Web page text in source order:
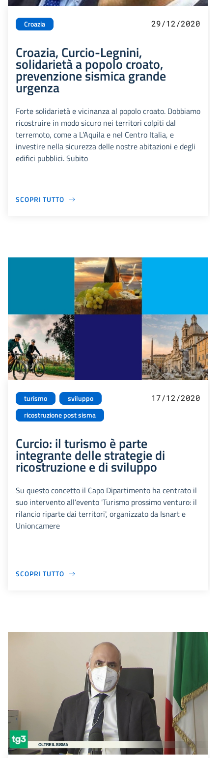
Croazia 29/12/2020
Croazia, Curcio-Legnini,
solidarietà a popolo croato,
prevenzione sismica grande
urgenza
Forte solidarietà e vicinanza al popolo croato. Dobbiamo
ricostruire in modo sicuro nei territori colpiti dal
terremoto, come a L’Aquila e nel Centro Italia, e
investire nella sicurezza delle nostre abitazioni e degli
edifici pubblici. Subito
SCOPRI TUTTO
turismo
sviluppo
ricostruzione post sisma
17/12/2020
Curcio: il turismo è parte
integrante delle strategie di
ricostruzione e di sviluppo
Su questo concetto il Capo Dipartimento ha centrato il
suo intervento all’evento 'Turismo prossimo venturo: il
rilancio riparte dai territori', organizzato da Isnart e
Unioncamere
SCOPRI TUTTO